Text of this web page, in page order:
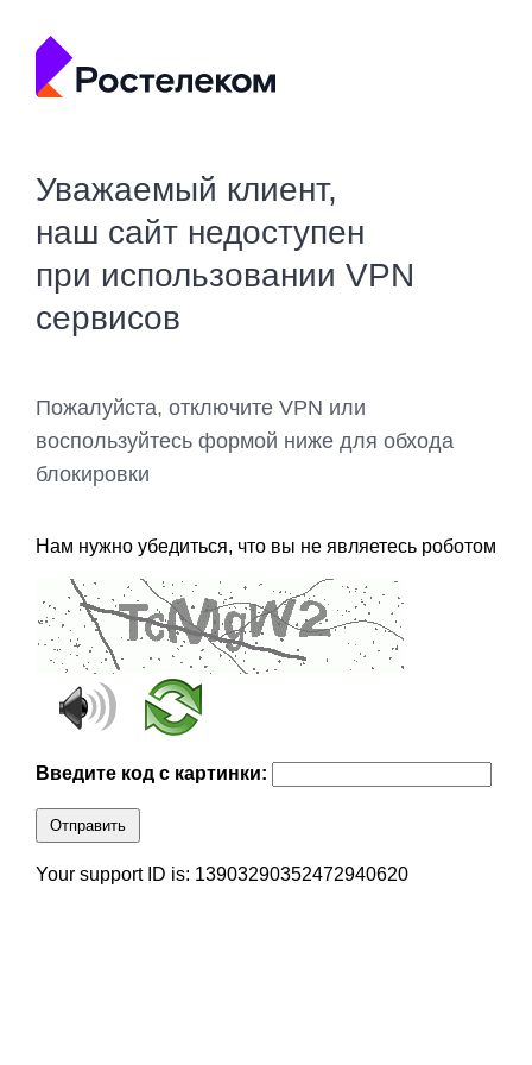
Уважаемый клиент,
наш сайт недоступен
при использовании VPN
сервисов
Пожалуйста, отключите VPN или
воспользуйтесь формой ниже для обхода
блокировки
Нам нужно убедиться, что вы не являетесь роботом
Введите код с картинки:
Отправить
Your support ID is: 13903290352472940620